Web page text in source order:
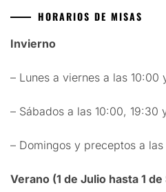
HORARIOS DE MISAS
Invierno
– Lunes a viernes a las 10:00
– Sábados a las 10:00, 19:30
– Domingos y preceptos a
Verano (1 de Julio hasta 1